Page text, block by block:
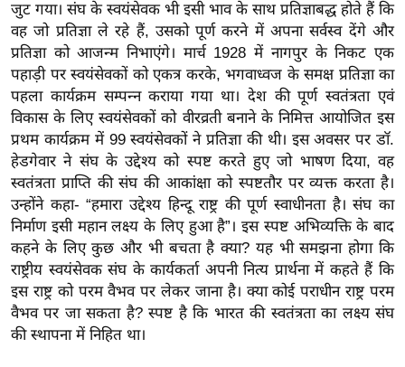
ल
श
ख्सि
य
त
यं
ग
इं
डि
या
सा
हि
त्य
ज
जुट गया। संघ के स्वयंसेवक भी इसी भाव के साथ प्रतिज्ञाबद्ध होते हैं कि
वह जो प्रतिज्ञा ले रहे हैं, उसको पूर्ण करने में अपना सर्वस्व देंगे और
प्रतिज्ञा को आजन्म निभाएंगे। मार्च 1928 में नागपुर के निकट एक
पहाड़ी पर स्वयंसेवकों को एकत्र करके, भगवाध्वज के समक्ष प्रतिज्ञा का
पहला कार्यक्रम सम्पन्न कराया गया था। देश की पूर्ण स्वतंत्रता एवं
विकास के लिए स्वयंसेवकों को वीरव्रती बनाने के निमित्त आयोजित इस
प्रथम कार्यक्रम में 99 स्वयंसेवकों ने प्रतिज्ञा की थी। इस अवसर पर डॉ.
हेडगेवार ने संघ के उद्देश्य को स्पष्ट करते हुए जो भाषण दिया, वह
स्वतंत्रता प्राप्ति की संघ की आकांक्षा को स्पष्टतौर पर व्यक्त करता है।
उन्होंने कहा- “हमारा उद्देश्य हिन्दू राष्ट्र की पूर्ण स्वाधीनता है। संघ का
निर्माण इसी महान लक्ष्य के लिए हुआ है”। इस स्पष्ट अभिव्यक्ति के बाद
कहने के लिए कुछ और भी बचता है क्या? यह भी समझना होगा कि
राष्ट्रीय स्वयंसेवक संघ के कार्यकर्ता अपनी नित्य प्रार्थना में कहते हैं कि
इस राष्ट्र को परम वैभव पर लेकर जाना है। क्या कोई पराधीन राष्ट्र परम
वैभव पर जा सकता है? स्पष्ट है कि भारत की स्वतंत्रता का लक्ष्य संघ
की स्थापना में निहित था।